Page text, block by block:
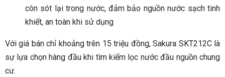
còn sót lại trong nước, đảm bảo nguồn nước sạch tinh
khiết, an toàn khi sử dụng
Với giá bán chỉ khoảng trên 15 triệu đồng, Sakura SKT212C là
sự lựa chọn hàng đầu khi tìm kiếm lọc nước đầu nguồn chung
cư.